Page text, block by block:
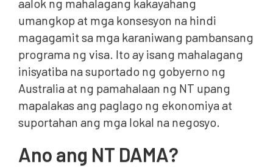
aalok ng mahalagang kakayahang
umangkop at mga konsesyon na hindi
magagamit sa mga karaniwang pambansang
programa ng visa. Ito ay isang mahalagang
inisyatiba na suportado ng gobyerno ng
Australia at ng pamahalaan ng NT upang
mapalakas ang paglago ng ekonomiya at
suportahan ang mga lokal na negosyo.
Ano ang NT DAMA?